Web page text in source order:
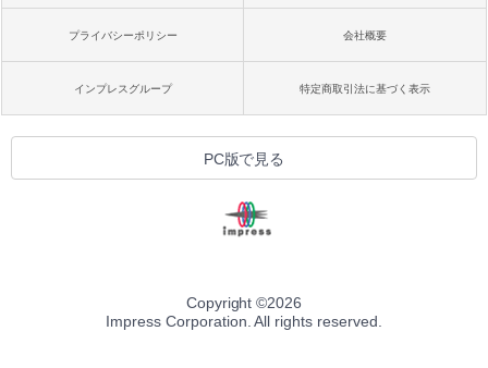
プライバシーポリシー 会社概要
インプレスグループ 特定商取引法に基づく表示
PC版で見る
Copyright ©2026
Impress Corporation. All rights reserved.